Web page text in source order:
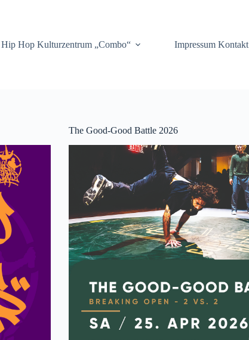
Hip Hop Kulturzentrum „Combo“ Impressum Kontakt
The Good-Good Battle 2026